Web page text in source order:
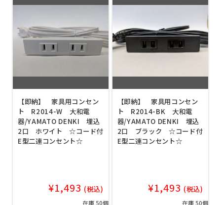
【即納】 家具用コンセン
ト R2014-W 大和電
器/YAMATO DENKI 埋込
2口 ホワイト ☆コード付
E型二連コンセント☆
¥1,493 (税込)
在庫 50個
【即納】 家具用コンセン
ト R2014-BK 大和電
器/YAMATO DENKI 埋込
2口 ブラック ☆コード付
E型二連コンセント☆
¥1,493 (税込)
在庫 50個